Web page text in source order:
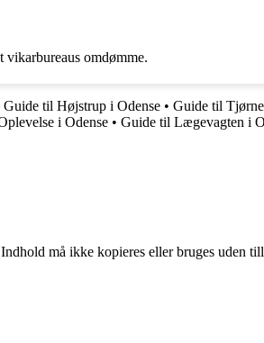
vikarbureaus omdømme.
til Højstrup i Odense • Guide til
i Odense • Guide til Lægevagten i
må ikke kopieres eller bruges uden